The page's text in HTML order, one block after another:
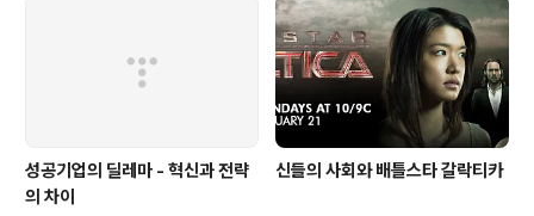
성공기업의 딜레마 - 혁신과 전략
의 차이
신들의 사회와 배틀스타 갈락티카